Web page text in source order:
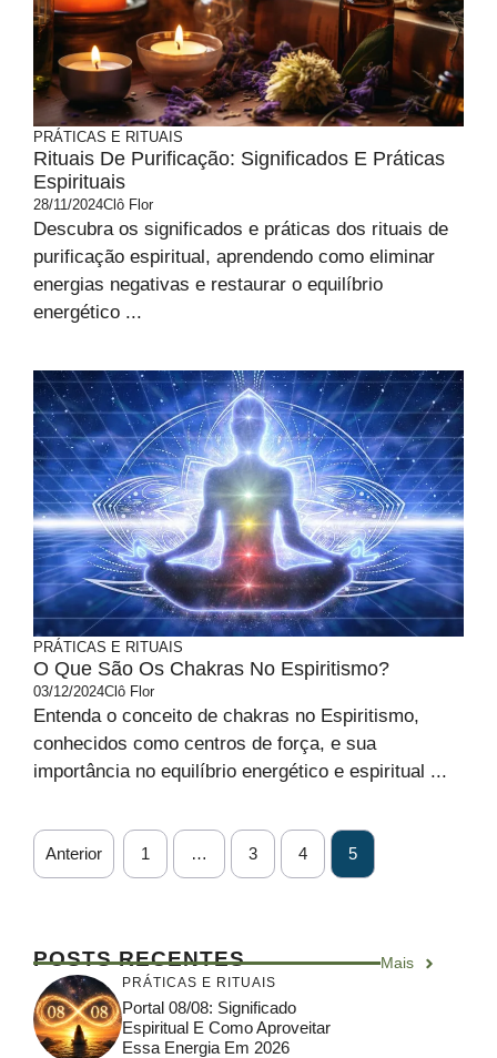
PRÁTICAS E RITUAIS
Rituais De Purificação: Significados E Práticas
Espirituais
28/11/2024Clô Flor
Descubra os significados e práticas dos rituais de
purificação espiritual, aprendendo como eliminar
energias negativas e restaurar o equilíbrio
energético ...
PRÁTICAS E RITUAIS
O Que São Os Chakras No Espiritismo?
03/12/2024Clô Flor
Entenda o conceito de chakras no Espiritismo,
conhecidos como centros de força, e sua
importância no equilíbrio energético e espiritual ...
Anterior 1 … 3 4 5
POSTS RECENTES Mais
PRÁTICAS E RITUAIS
Portal 08/08: Significado
Espiritual E Como Aproveitar
Essa Energia Em 2026